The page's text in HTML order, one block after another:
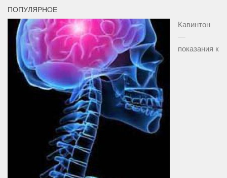
ПОПУЛЯРНОЕ
Кавинтон
—
показания к